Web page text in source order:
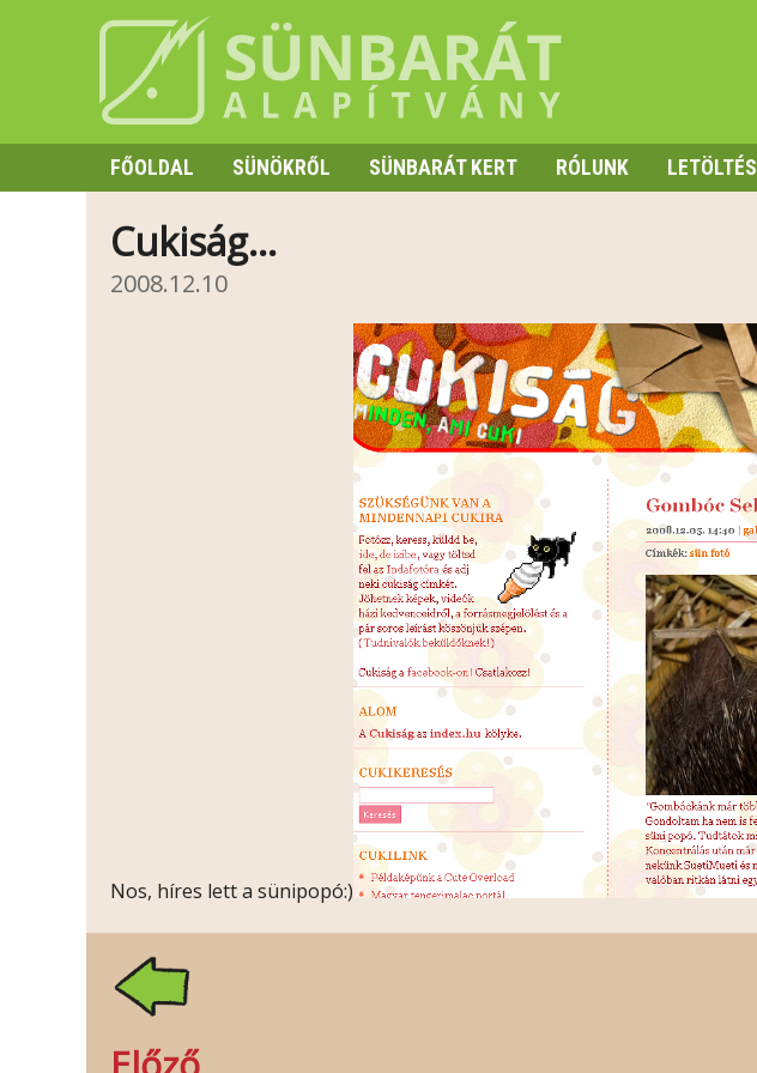
FŐOLDAL
SÜNÖKRŐL
HIBERNÁCIÓ
SÜNBARÁT KERT RÓLUNK LETÖLTÉS
Cukiság…
2008.12.10
Nos, híres lett a sünipopó:)